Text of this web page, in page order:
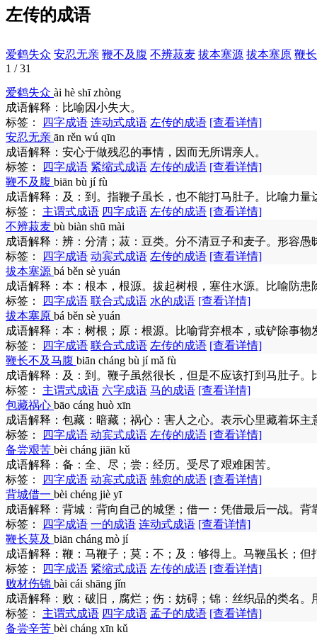
左传的成语
爱鹤失众 安忍无亲 鞭不及腹 不辨菽麦 拔本塞源 拔本塞原 鞭
1 / 31
爱鹤失众 ài hè shī zhòng
成语解释： 比喻因小失大。
标签：
四字成语 连动式成语 左传的成语 [查看详情]
安忍无亲 ān rěn wú qīn
成语解释： 安心于做残忍的事情，因而无所谓亲人。
标签：
四字成语 紧缩式成语 左传的成语 [查看详情]
鞭不及腹 biān bù jí fù
成语解释： 及：到。指鞭子虽长，也不能打马肚子。比喻力量
标签： 主谓式成语 四字成语 左传的成语 [查看详情]
不辨菽麦 bù biàn shū mài
成语解释： 辨：分清；菽：豆类。分不清豆子和麦子。形容
标签：
四字成语 动宾式成语 左传的成语 [查看详情]
拔本塞源 bá běn sè yuán
成语解释： 本：根本，根源。拔起树根，塞住水源。比喻防患
标签：
四字成语 联合式成语 水的成语 [查看详情]
拔本塞原 bá běn sè yuán
成语解释： 本：树根；原：根源。比喻背弃根本，或铲除事物
标签：
四字成语 联合式成语 左传的成语 [查看详情]
鞭长不及马腹 biān cháng bù jí mǎ fù
成语解释： 及：到。鞭子虽然很长，但是不应该打到马肚子。
标签： 主谓式成语 六字成语 马的成语 [查看详情]
包藏祸心 bāo cáng huò xīn
成语解释： 包藏：暗藏；祸心：害人之心。表示心里藏着坏主
标签：
四字成语 动宾式成语 左传的成语 [查看详情]
备尝艰苦 bèi cháng jiān kǔ
成语解释： 备：全、尽；尝：经历。受尽了艰难困苦。
标签：
四字成语 动宾式成语 韩愈的成语 [查看详情]
背城借一 bèi chéng jiè yī
成语解释： 背城：背向自己的城堡；借一：凭借最后一战。
标签：
四字成语 一的成语 连动式成语 [查看详情]
鞭长莫及 biān cháng mò jí
成语解释： 鞭：马鞭子；莫：不；及：够得上。马鞭虽长；
标签：
四字成语 紧缩式成语 左传的成语 [查看详情]
败材伤锦 bài cái shāng jǐn
成语解释： 败：破旧，腐烂；伤：妨碍；锦：丝织品的类名
标签： 主谓式成语 四字成语 孟子的成语 [查看详情]
备尝辛苦 bèi cháng xīn kǔ